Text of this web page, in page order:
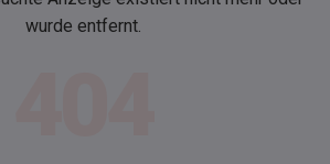
wurde entfernt.